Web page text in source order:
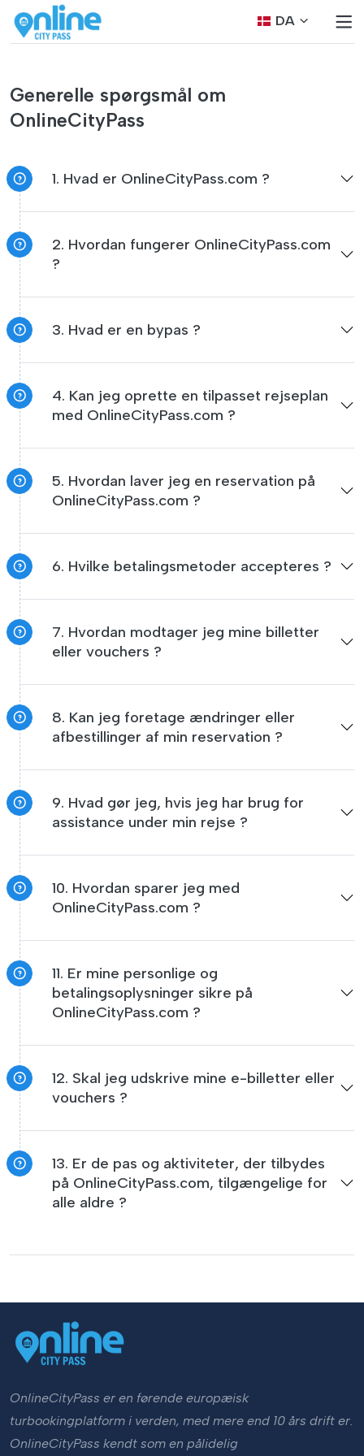
DA
Generelle spørgsmål om
OnlineCityPass
1. Hvad er OnlineCityPass.com ?
2. Hvordan fungerer OnlineCityPass.com
?
3. Hvad er en bypas ?
4. Kan jeg oprette en tilpasset rejseplan
med OnlineCityPass.com ?
5. Hvordan laver jeg en reservation på
OnlineCityPass.com ?
6. Hvilke betalingsmetoder accepteres ?
7. Hvordan modtager jeg mine billetter
eller vouchers ?
8. Kan jeg foretage ændringer eller
afbestillinger af min reservation ?
9. Hvad gør jeg, hvis jeg har brug for
assistance under min rejse ?
10. Hvordan sparer jeg med
OnlineCityPass.com ?
11. Er mine personlige og
betalingsoplysninger sikre på
OnlineCityPass.com ?
12. Skal jeg udskrive mine e-billetter eller
vouchers ?
13. Er de pas og aktiviteter, der tilbydes
på OnlineCityPass.com, tilgængelige for
alle aldre ?
OnlineCityPass er en førende europæisk
turbookingplatform i verden, med mere end 10 års drift er.
OnlineCityPass kendt som en pålidelig